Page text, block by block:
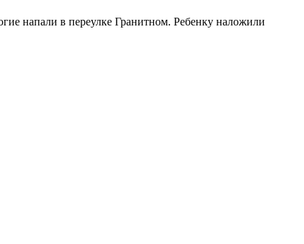
напали в переулке Гранитном. Ребенку наложили